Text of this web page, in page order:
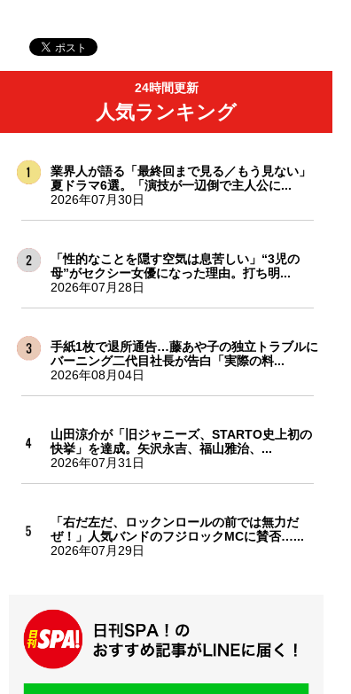
24時間更新
人気ランキング
業界人が語る「最終回まで見る／もう見ない」
夏ドラマ6選。「演技が一辺倒で主人公に...
2026年07月30日
「性的なことを隠す空気は息苦しい」“3児の
母”がセクシー女優になった理由。打ち明...
2026年07月28日
手紙1枚で退所通告…藤あや子の独立トラブルに
バーニング二代目社長が告白「実際の料...
2026年08月04日
山田涼介が「旧ジャニーズ、STARTO史上初の
快挙」を達成。矢沢永吉、福山雅治、...
2026年07月31日
「右だ左だ、ロックンロールの前では無力だ
ぜ！」人気バンドのフジロックMCに賛否…...
2026年07月29日